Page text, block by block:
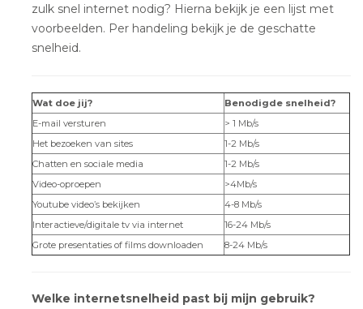
zulk snel internet nodig? Hierna bekijk je een lijst met
voorbeelden. Per handeling bekijk je de geschatte
snelheid.
Wat doe jij?
Benodigde snelheid?
E-mail versturen
> 1 Mb/s
Het bezoeken van sites
1-2 Mb/s
Chatten en sociale media
1-2 Mb/s
Video-oproepen
>4Mb/s
Youtube video’s bekijken
4-8 Mb/s
Interactieve/digitale tv via internet
16-24 Mb/s
Grote presentaties of films downloaden
8-24 Mb/s
Welke internetsnelheid past bij mijn gebruik?